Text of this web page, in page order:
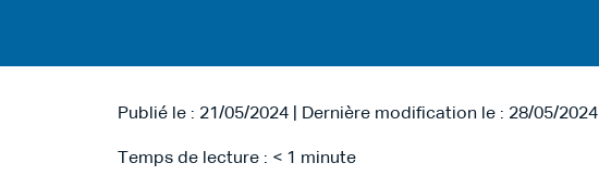
Publié le : 21/05/2024 | Dernière modification le : 28/05/2024
Temps de lecture : < 1 minute